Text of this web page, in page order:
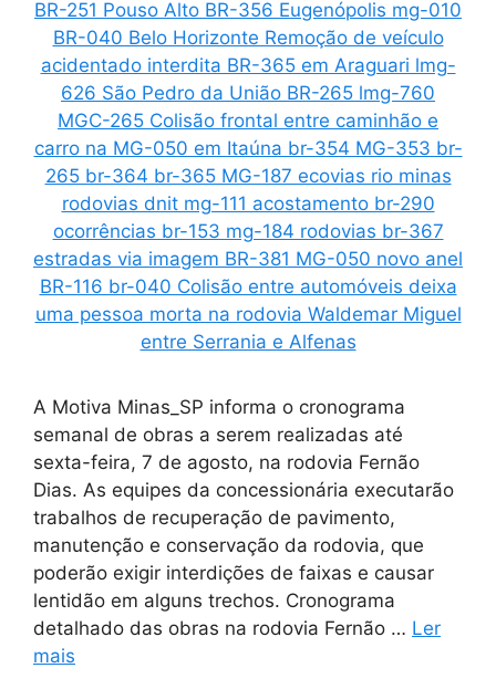
A Motiva Minas_SP informa o cronograma
semanal de obras a serem realizadas até
sexta-feira, 7 de agosto, na rodovia Fernão
Dias. As equipes da concessionária executarão
trabalhos de recuperação de pavimento,
manutenção e conservação da rodovia, que
poderão exigir interdições de faixas e causar
lentidão em alguns trechos. Cronograma
detalhado das obras na rodovia Fernão … Ler
mais